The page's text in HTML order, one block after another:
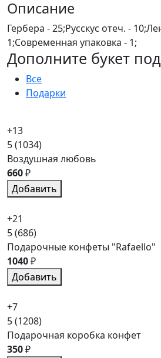
Описание
Гербера - 25;Русскус отеч. -
1;Современная упаковка - 1;
Дополните букет
Все
Подарки
+13
5(1034)
Воздушная любовь
660₽
Добавить
+21
5(686)
Подарочные конфеты "Rafaello"
1040₽
Добавить
+7
5(1208)
Подарочная коробка конфет
350₽